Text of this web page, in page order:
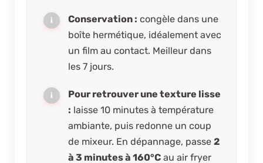
Conservation : congèle dans une
boîte hermétique, idéalement avec
un film au contact. Meilleur dans
les 7 jours.
Pour retrouver une texture lisse
: laisse 10 minutes à température
ambiante, puis redonne un coup
de mixeur. En dépannage, passe 2
à 3 minutes à 160°C au air fryer